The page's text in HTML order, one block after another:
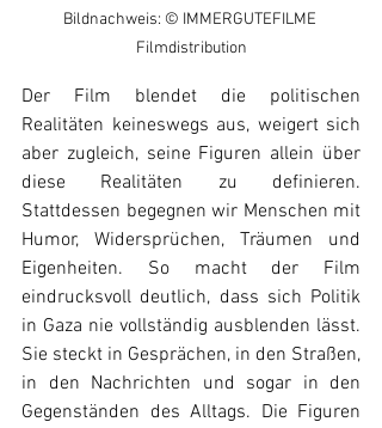
Bildnachweis: © IMMERGUTEFILME
Filmdistribution
Der Film blendet die politischen
Realitäten keineswegs aus, weigert sich
aber zugleich, seine Figuren allein über
diese Realitäten zu definieren.
Stattdessen begegnen wir Menschen mit
Humor, Widersprüchen, Träumen und
Eigenheiten. So macht der Film
eindrucksvoll deutlich, dass sich Politik
in Gaza nie vollständig ausblenden lässt.
Sie steckt in Gesprächen, in den Straßen,
in den Nachrichten und sogar in den
Gegenständen des Alltags. Die Figuren